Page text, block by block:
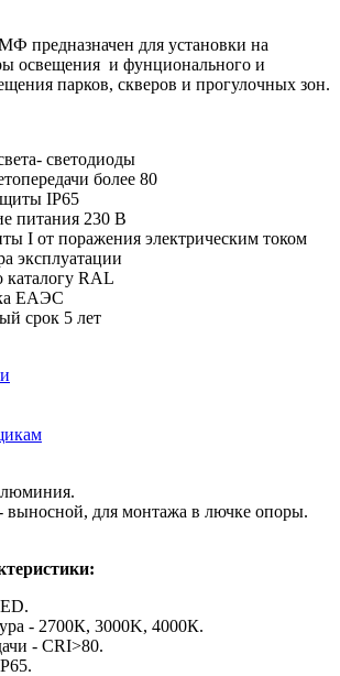
предназначен для установки на
освещения и фунционального и
парков, скверов и прогулочных зон.
выносной, для монтажа в лючке опоры.
- 2700К, 3000K, 4000К.
- СRI>80.